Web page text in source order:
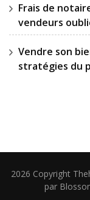
Frais de
vendeurs
Vendre son
stratégies du
2026 Copyright
par